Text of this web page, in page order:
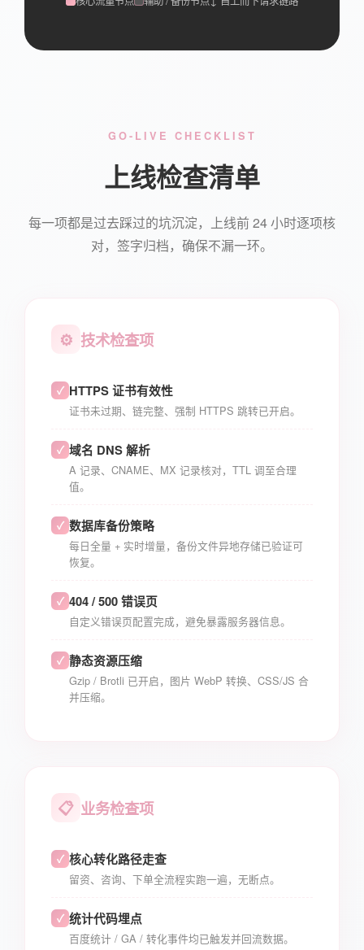
GO-LIVE CHECKLIST
上线检查清单
每一项都是过去踩过的坑沉淀，上线前 24 小时逐项核
对，签字归档，确保不漏一环。
⚙️ 技术检查项
✓ HTTPS 证书有效性
证书未过期、链完整、强制 HTTPS 跳转已开启。
✓ 域名 DNS 解析
A 记录、CNAME、MX 记录核对，TTL 调至合理
值。
✓ 数据库备份策略
每日全量 + 实时增量，备份文件异地存储已验证可
恢复。
✓ 404 / 500 错误页
自定义错误页配置完成，避免暴露服务器信息。
✓ 静态资源压缩
Gzip / Brotli 已开启，图片 WebP 转换、CSS/JS 合
并压缩。
📋 业务检查项
✓ 核心转化路径走查
留资、咨询、下单全流程实跑一遍，无断点。
✓ 统计代码埋点
百度统计 / GA / 转化事件均已触发并回流数据。